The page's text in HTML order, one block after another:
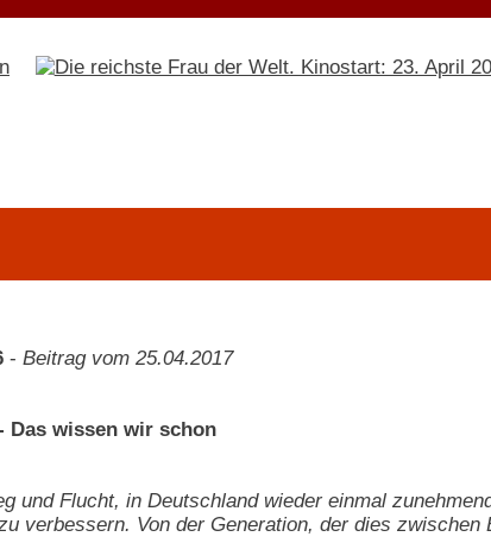
- Beitrag vom 25.04.2017
Das wissen wir schon
und Flucht, in Deutschland wieder einmal
verbessern. Von der Generation, der dies